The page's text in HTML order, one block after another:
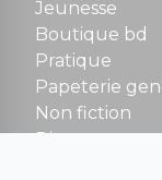
NOUS
contact@la-
Jeunesse
Boutique bd
Pratique
Papeterie
Non fiction
Divers